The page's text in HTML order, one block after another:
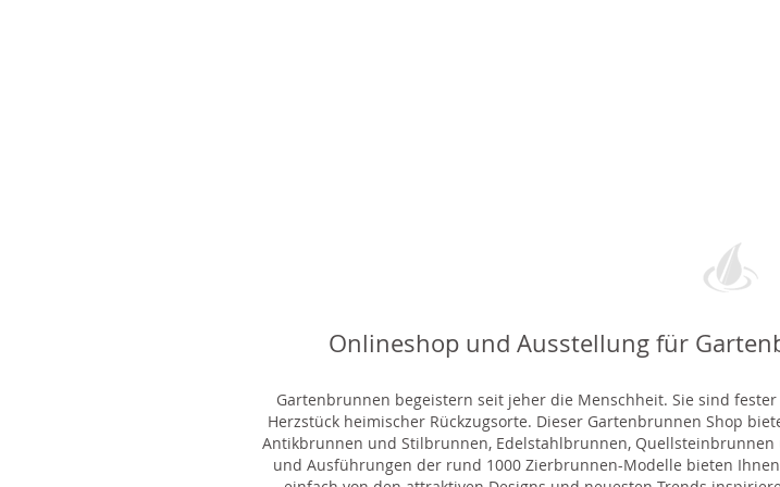
Onlineshop und Ausstellung für
Gartenbrunnen begeistern seit jeher die Menschheit. Sie sind
Herzstück heimischer Rückzugsorte. Dieser Gartenbrunnen Shop
Antikbrunnen und Stilbrunnen, Edelstahlbrunnen,
und Ausführungen der rund 1000 Zierbrunnen-Modelle bieten